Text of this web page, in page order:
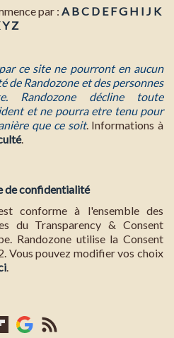
par : A BC D E FG H I J K
Y Z
ce site ne pourront en aucun
de Randozone et des personnes
Randozone décline toute
et ne pourra etre tenu pour
que ce soit. Informations à
.
de confidentialité
conforme à l'ensemble des
du Transparency & Consent
Randozone utilise la Consent
Vous pouvez modifier vos choix
.